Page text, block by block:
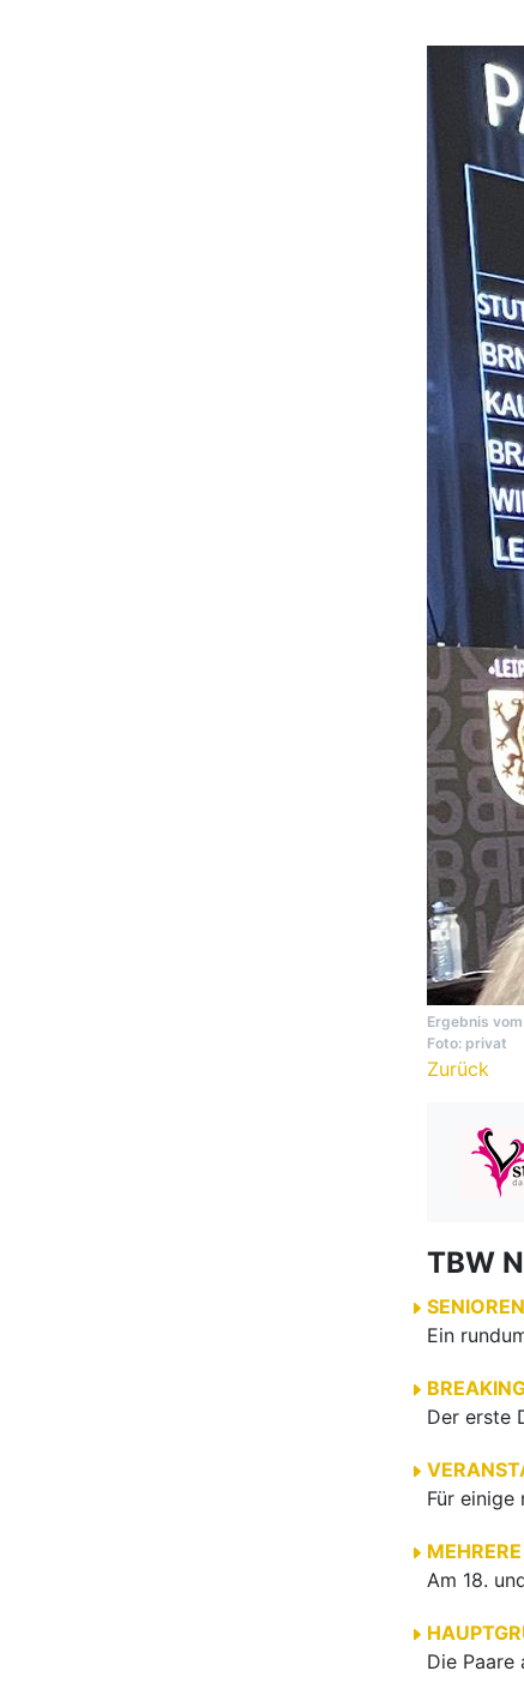
Ergebnis
Foto: privat
Zurück
TBW
SENIOREN